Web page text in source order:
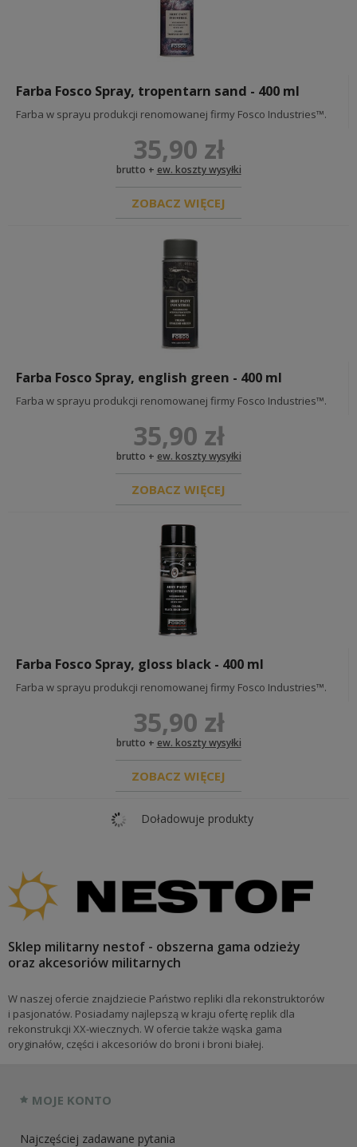
Farba Fosco Spray, tropentarn sand - 400 ml
Farba w sprayu produkcji renomowanej firmy Fosco Industries™.
35,90 zł
brutto + ew. koszty wysyłki
ZOBACZ WIĘCEJ
Farba Fosco Spray, english green - 400 ml
Farba w sprayu produkcji renomowanej firmy Fosco Industries™.
35,90 zł
brutto + ew. koszty wysyłki
ZOBACZ WIĘCEJ
Farba Fosco Spray, gloss black - 400 ml
Farba w sprayu produkcji renomowanej firmy Fosco Industries™.
35,90 zł
brutto + ew. koszty wysyłki
ZOBACZ WIĘCEJ
Doładowuje produkty
Sklep militarny nestof - obszerna gama odzieży
oraz akcesoriów militarnych
W naszej ofercie znajdziecie Państwo repliki dla rekonstruktorów
i pasjonatów. Posiadamy najlepszą w kraju ofertę replik dla
rekonstrukcji XX-wiecznych. W ofercie także wąska gama
oryginałów, części i akcesoriów do broni i broni białej.
MOJE KONTO
Najczęściej zadawane pytania